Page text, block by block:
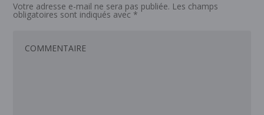
Votre adresse e-mail ne sera pas publiée. Les champs
obligatoires sont indiqués avec *